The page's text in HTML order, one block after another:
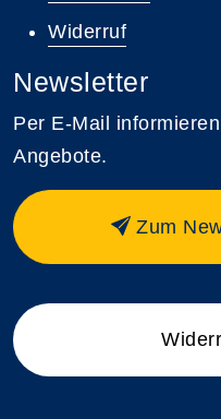
Widerruf
Newsletter
Per E-Mail
Angebote.
Zum